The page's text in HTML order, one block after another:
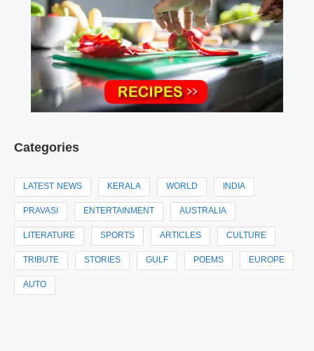
Categories
LATEST NEWS KERALA WORLD INDIA
PRAVASI ENTERTAINMENT AUSTRALIA
LITERATURE SPORTS ARTICLES CULTURE
TRIBUTE STORIES GULF POEMS EUROPE
AUTO